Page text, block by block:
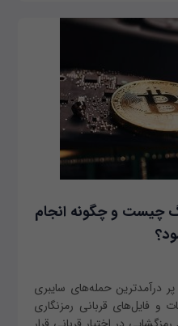
چیست و چگونه انجام
درآمدترین حمله‌های سایبری
و فایل‌های قربانی رمزنگاری